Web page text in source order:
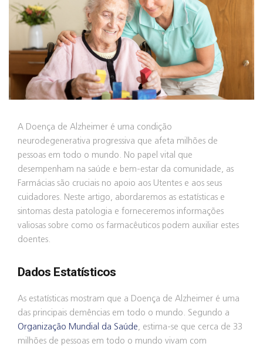
A Doença de Alzheimer é uma condição
neurodegenerativa progressiva que afeta milhões de
pessoas em todo o mundo. No papel vital que
desempenham na saúde e bem-estar da comunidade, as
Farmácias são cruciais no apoio aos Utentes e aos seus
cuidadores. Neste artigo, abordaremos as estatísticas e
sintomas desta patologia e forneceremos informações
valiosas sobre como os farmacêuticos podem auxiliar estes
doentes.
Dados Estatísticos
As estatísticas mostram que a Doença de Alzheimer é uma
das principais demências em todo o mundo. Segundo a
Organização Mundial da Saúde, estima-se que cerca de 33
milhões de pessoas em todo o mundo vivam com